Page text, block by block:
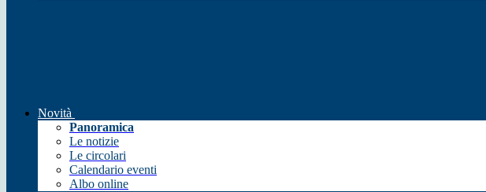
Novità
Panoramica
Le notizie
Le circolari
Calendario eventi
Albo online